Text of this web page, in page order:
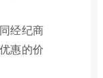
经纪商
惠的价